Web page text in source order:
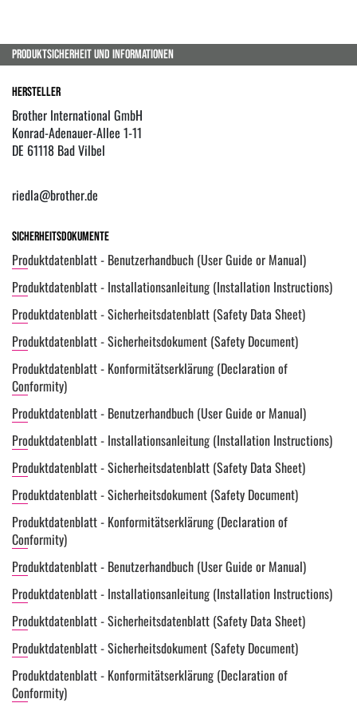
PRODUKTSICHERHEIT UND INFORMATIONEN
Hersteller
Brother International GmbH
Konrad-Adenauer-Allee 1-11
DE 61118 Bad Vilbel
riedla@brother.de
Sicherheitsdokumente
Produktdatenblatt - Benutzerhandbuch (User Guide or Manual)
Produktdatenblatt - Installationsanleitung (Installation Instructions)
Produktdatenblatt - Sicherheitsdatenblatt (Safety Data Sheet)
Produktdatenblatt - Sicherheitsdokument (Safety Document)
Produktdatenblatt - Konformitätserklärung (Declaration of
Conformity)
Produktdatenblatt - Benutzerhandbuch (User Guide or Manual)
Produktdatenblatt - Installationsanleitung (Installation Instructions)
Produktdatenblatt - Sicherheitsdatenblatt (Safety Data Sheet)
Produktdatenblatt - Sicherheitsdokument (Safety Document)
Produktdatenblatt - Konformitätserklärung (Declaration of
Conformity)
Produktdatenblatt - Benutzerhandbuch (User Guide or Manual)
Produktdatenblatt - Installationsanleitung (Installation Instructions)
Produktdatenblatt - Sicherheitsdatenblatt (Safety Data Sheet)
Produktdatenblatt - Sicherheitsdokument (Safety Document)
Produktdatenblatt - Konformitätserklärung (Declaration of
Conformity)